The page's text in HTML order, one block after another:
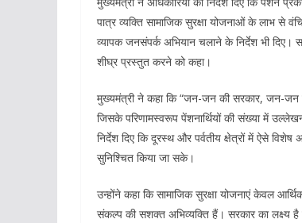
पात्र व्यक्ति सामाजिक सुरक्षा योजनाओं के लाभ से
व्यापक जनसंपर्क अभियान चलाने के निर्देश भी दिए।
शीघ्र प्रस्तुत करने को कहा।
मुख्यमंत्री ने कहा कि “जन-जन की सरकार, जन-जन के
जिसके परिणामस्वरूप पेंशनार्थियों की संख्या में
निर्देश दिए कि दूरस्थ और पर्वतीय क्षेत्रों में ऐसे
सुनिश्चित किया जा सके।
उन्होंने कहा कि सामाजिक सुरक्षा योजनाएं केवल
संकल्प की सशक्त अभिव्यक्ति हैं। सरकार का लक्ष्य है